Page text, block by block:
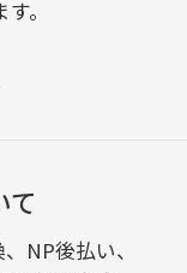
。
て
NP後払い、